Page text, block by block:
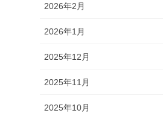
2026年2月
2026年1月
2025年12月
2025年11月
2025年10月